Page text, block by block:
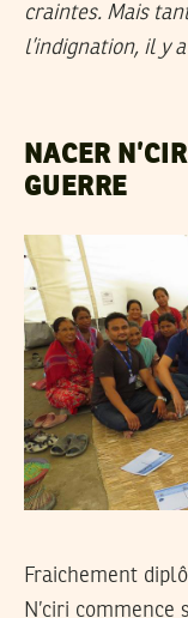
craintes. Mais
l’indignation, il y
NACER
GUERRE
Fraichement
N’ciri